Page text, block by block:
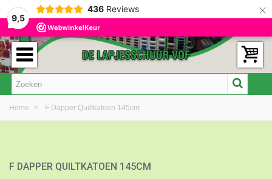
9,5
436 Reviews ×
Home > F Dapper Quiltkatoen 145cm
F DAPPER QUILTKATOEN 145CM